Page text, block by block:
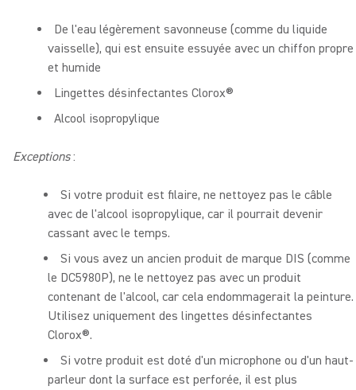
De l'eau légèrement savonneuse (comme du liquide
vaisselle), qui est ensuite essuyée avec un chiffon propre
et humide
Lingettes désinfectantes Clorox®
Alcool isopropylique
Exceptions:
Si votre produit est filaire, ne nettoyez pas le câble
avec de l'alcool isopropylique, car il pourrait devenir
cassant avec le temps.
Si vous avez un ancien produit de marque DIS (comme
le DC5980P), ne le nettoyez pas avec un produit
contenant de l'alcool, car cela endommagerait la peinture.
Utilisez uniquement des lingettes désinfectantes
Clorox®.
Si votre produit est doté d'un microphone ou d'un haut-
parleur dont la surface est perforée, il est plus